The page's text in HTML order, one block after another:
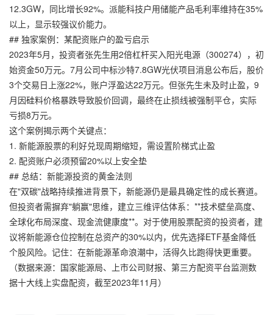
12.3GW，同比增长92%。派能科技户用储能产品毛利率维持在35%
以上，显示较强议价能力。
## 独家案例：某配资账户的盈亏启示
2023年5月，投资者张先生用2倍杠杆买入阳光电源（300274），初
始资金50万元。7月公司中标沙特7.8GW光伏项目消息公布后，股价
3个交易日上涨22%，账户浮盈达22万元。但张先生未及时止盈，9
月因硅料价格暴跌导致股价回调，最终在止损线被强制平仓，实际
亏损8万元。
这个案例揭示两个关键点：
1. 新能源股票的利好兑现周期缩短，需设置阶梯式止盈
2. 配资账户必须预留20%以上安全垫
## 总结：新能源投资的黄金法则
在"双碳"战略持续推进背景下，新能源仍是最具确定性的成长赛道。
但投资者需摒弃"躺赢"思维，建立三维评估体系：**技术壁垒高度、
全球化布局深度、现金流健康度**。对于使用股票配资的投资者，建
议将新能源仓位控制在总资产的30%以内，优先选择ETF基金降低
个股风险。记住：在新能源革命浪潮中，活得久比跑得快更重要。
（数据来源：国家能源局、上市公司财报、第三方配资平台监测数
据十大线上实盘配资，截至2023年11月）